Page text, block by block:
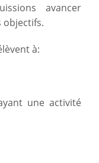
avancer
objectifs.
à:
une activité